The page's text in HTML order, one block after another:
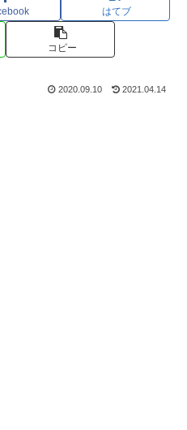
はてブ
コピー
2020.09.10 2021.04.14